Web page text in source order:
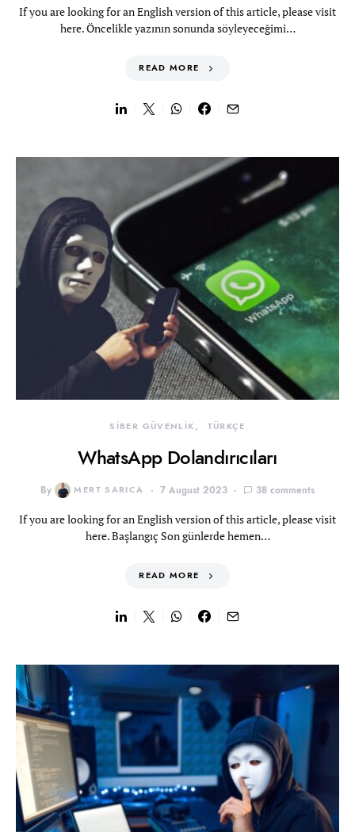
If you are looking for an English version of this article, please visit
here. Öncelikle yazının sonunda söyleyeceğimi…
READ MORE
SİBER GÜVENLİK TÜRKÇE
WhatsApp Dolandırıcıları
By MERT SARICA 7 August 2023 38 comments
If you are looking for an English version of this article, please visit
here. Başlangıç Son günlerde hemen…
READ MORE